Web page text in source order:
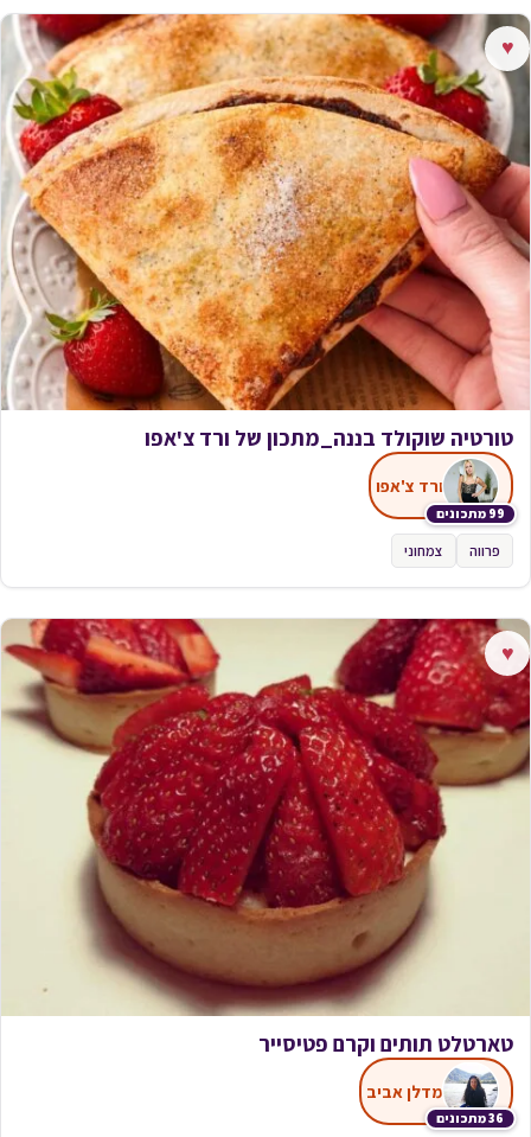
♥
טורטיה שוקולד בננה_מתכון של ורד צ'אפו
99 מתכונים
ורד צ'אפו
פרווה צמחוני
♥
טארטלט תותים וקרם פטיסייר
36 מתכונים
מדלן אביב